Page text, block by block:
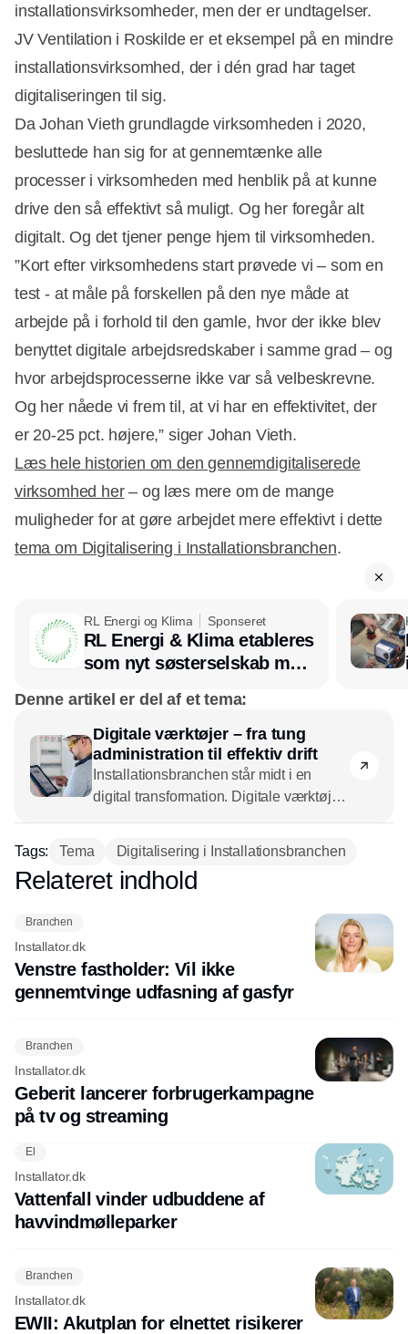
installationsvirksomheder, men der er undtagelser.
JV Ventilation i Roskilde er et eksempel på en mindre
installationsvirksomhed, der i dén grad har taget
digitaliseringen til sig.
Da Johan Vieth grundlagde virksomheden i 2020,
besluttede han sig for at gennemtænke alle
processer i virksomheden med henblik på at kunne
drive den så effektivt så muligt. Og her foregår alt
digitalt. Og det tjener penge hjem til virksomheden.
”Kort efter virksomhedens start prøvede vi – som en
test - at måle på forskellen på den nye måde at
arbejde på i forhold til den gamle, hvor der ikke blev
benyttet digitale arbejdsredskaber i samme grad – og
hvor arbejdsprocesserne ikke var så velbeskrevne.
Og her nåede vi frem til, at vi har en effektivitet, der
er 20-25 pct. højere,” siger Johan Vieth.
Læs hele historien om den gennemdigitaliserede
virksomhed her– og læs mere om de mange
muligheder for at gøre arbejdet mere effektivt i dette
tema om Digitalisering i Installationsbranchen.
RL Energi og Klima Sponseret
RL Energi & Klima etableres
som nyt søsterselskab med
Denne artikel er del af et tema:
Digitale værktøjer – fra tung
administration til effektiv drift
Installationsbranchen står midt i en
digital transformation. Digitale værktøjer
lagerstyring til BIM-modeller og AR.
Nogle virksomheder er allerede gået all-
og gladere medarbejdere, mens mange
andre er på vej. Læs med i dette tema,
hvor vi sætter fokus på, hvordan digitale
løsninger kan skabe målbar værdi i din
Tags: Tema Digitalisering i Installationsbranchen
Annonce
Relateret indhold
Branchen
Installator.dk
Venstre fastholder: Vil ikke
gennemtvinge udfasning af gasfyr
Branchen
Installator.dk
Geberit lancerer forbrugerkampagne
på tv og streaming
El
Installator.dk
Vattenfall vinder udbuddene af
havvindmølleparker
Branchen
Installator.dk
EWII: Akutplan for elnettet risikerer